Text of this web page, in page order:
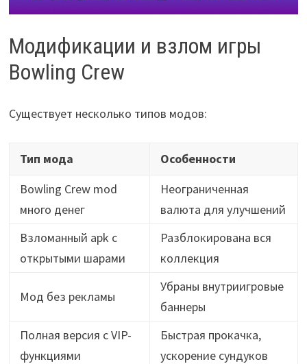
Модификации и взлом игры
Bowling Crew
Существует несколько типов модов:
Тип мода
Особенности
Bowling Crew mod
много денег
Неограниченная
валюта для улучшений
Взломанный apk с
открытыми шарами
Разблокирована вся
коллекция
Мод без рекламы
Убраны внутриигровые
баннеры
Полная версия с VIP-
функциями
Быстрая прокачка,
ускорение сундуков